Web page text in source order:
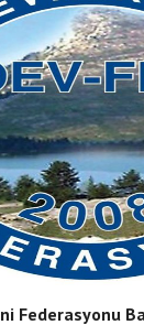
Federasyonu